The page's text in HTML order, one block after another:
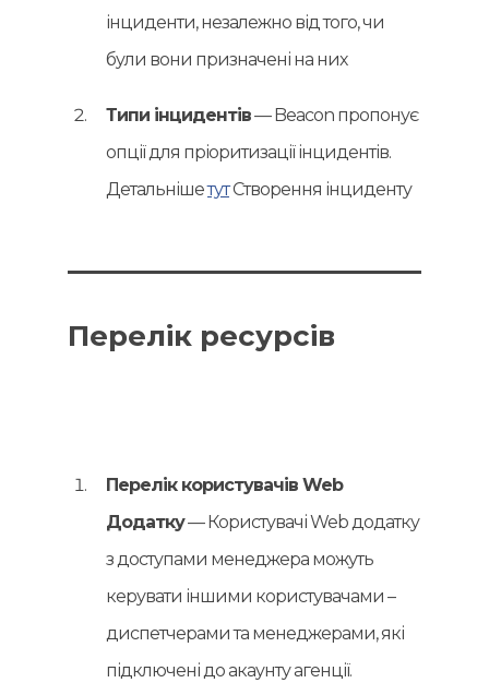
інциденти, незалежно від того, чи
були вони призначені на них
Типи інцидентів— Beacon пропонує
опції для пріоритизації інцидентів.
ДетальнішетутСтворення інциденту
Перелік ресурсів
Перелік користувачів Web
Додатку— Користувачі Web додатку
з доступами менеджера можуть
керувати іншими користувачами –
диспетчерами та менеджерами, які
підключені до акаунту агенції.